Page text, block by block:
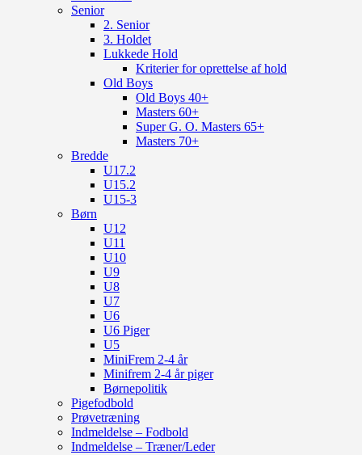
Senior
2. Senior
3. Holdet
Lukkede Hold
Kriterier for oprettelse af hold
Old Boys
Old Boys 40+
Masters 60+
Super G. O. Masters 65+
Masters 70+
Bredde
U17.2
U15.2
U15-3
Børn
U12
U11
U10
U9
U8
U7
U6
U6 Piger
U5
MiniFrem 2-4 år
Minifrem 2-4 år piger
Børnepolitik
Pigefodbold
Prøvetræning
Indmeldelse – Fodbold
Indmeldelse – Træner/Leder